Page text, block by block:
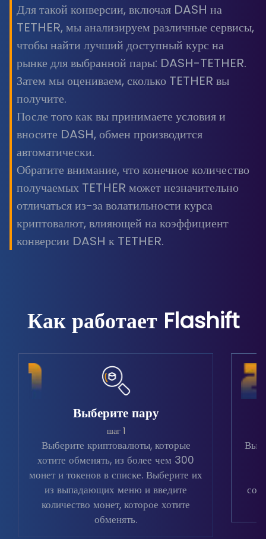
Для такой конверсии, включая DASH на
TETHER, мы анализируем различные сервисы,
чтобы найти лучший доступный курс на
рынке для выбранной пары: DASH-TETHER.
Затем мы оцениваем, сколько TETHER вы
получите.
После того как вы принимаете условия и
вносите DASH, обмен производится
автоматически.
Обратите внимание, что конечное количество
получаемых TETHER может незначительно
отличаться из-за волатильности курса
криптовалют, влияющей на коэффициент
конверсии DASH к TETHER.
Как работает Flashift
Выберите пару
шаг 1
Выберите криптовалюты, которые
хотите обменять, из более чем 300
монет и токенов в списке. Выберите их
из выпадающих меню и введите
количество монет, которое хотите
обменять.